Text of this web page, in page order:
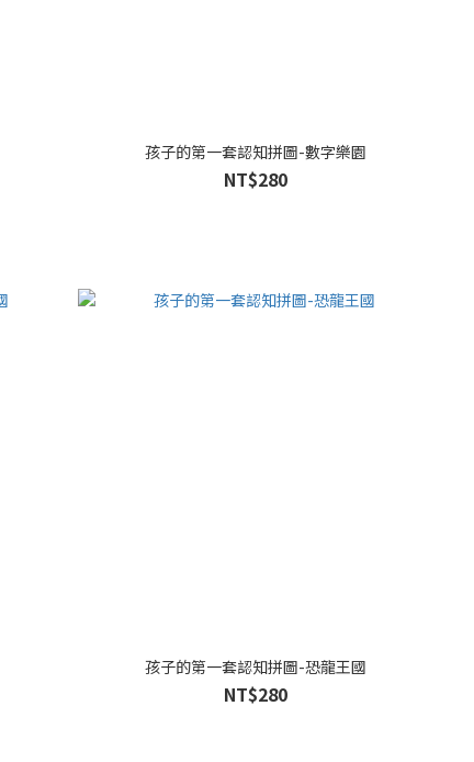
孩子的第一套認知拼圖-數字樂園
NT$280
孩子的第一套認知拼圖-恐龍王國
NT$280